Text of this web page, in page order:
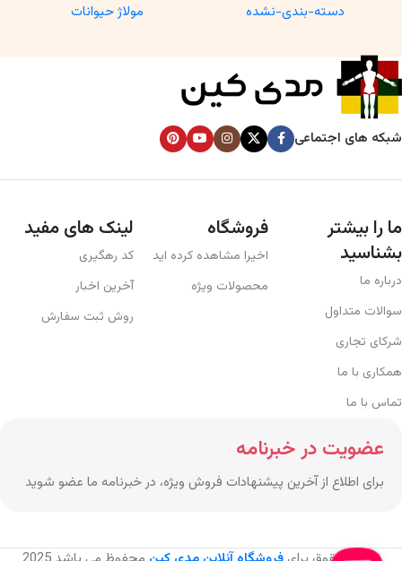
Anatomy Specimen
دسته-بندی-نشده
مولاژ حیوانات
شبکه های اجتماعی
ما را بیشتر
بشناسید
درباره ما
سوالات متداول
شرکای تجاری
همکاری با ما
تماس با ما
فروشگاه
اخیرا مشاهده کرده اید
محصولات ویژه
لینک های مفید
کد رهگیری
آخرین اخبار
روش ثبت سفارش
عضویت در خبرنامه
برای اطلاع از آخرین پیشنهادات فروش ویژه، در خبرنامه ما عضو شوید